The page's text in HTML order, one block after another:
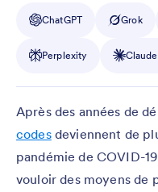
ChatGPT Grok
Perplexity
Après des années de
codesdeviennent de
pandémie de COVID-
vouloir des moyens de